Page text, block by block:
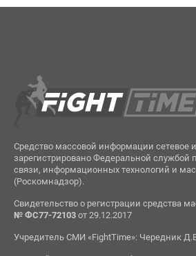
Средство массовой информации сетевое
зарегистрировано Федеральной службой
связи, информационных технологий и
(Роскомнадзор).
Свидетельство о регистрации средства
№ ФС77-72103от 29.12.2017
Учредитель СМИ «FightTime»: Чередник